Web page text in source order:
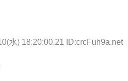
水) 18:20:00.21 ID:crcFuh9a.net